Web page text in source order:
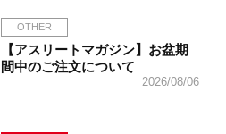
OTHER
【アスリートマガジン】お盆期
間中のご注文について
2026/08/06